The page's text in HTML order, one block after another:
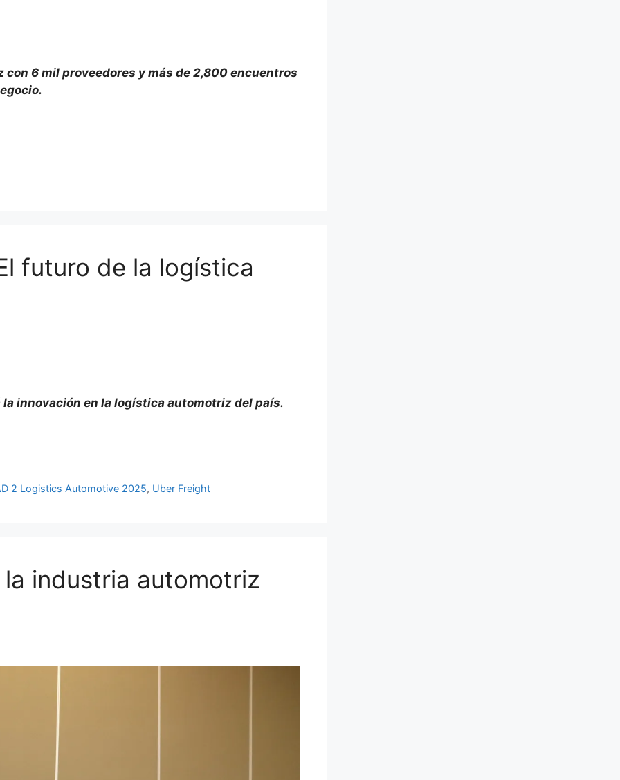
6 mil proveedores y más de 2,800 encuentros
futuro de la logística
innovación en la logística automotriz del país.
2 Logistics Automotive 2025, Uber Freight
la industria automotriz